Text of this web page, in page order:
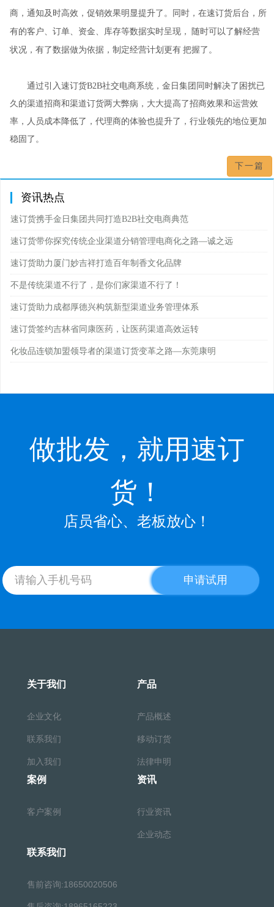
商，通知及时高效，促销效果明显提升了。
同时， 在速订货后台，所
有的客户、订单、资金、库存等数据实时呈现，
随时可以了解经营
状况，有了数据做为依据，制定经营计划更有 把握了。
通过引入速订货B2B社交电商系统，金日集团同时解决了困扰已
久的渠道招商和渠道订货两大弊病，大大提高了招商效果和运营效
率，人员成本降低了，代理商的体验也提升了，行业领先的地位更加
稳固了。
下一篇
资讯热点
速订货携手金日集团共同打造B2B社交电商典范
速订货带你探究传统企业渠道分销管理电商化之路—诚之远
速订货助力厦门妙吉祥打造百年制香文化品牌
不是传统渠道不行了，是你们家渠道不行了！
速订货助力成都厚德兴构筑新型渠道业务管理体系
速订货签约吉林省同康医药，让医药渠道高效运转
化妆品连锁加盟领导者的渠道订货变革之路—东莞康明
做批发，就用速订
货！
店员省心、老板放心！
申请试用
关于我们
企业文化
联系我们
加入我们
产品
产品概述
移动订货
法律申明
案例
客户案例
资讯
行业资讯
企业动态
联系我们
售前咨询:18650020506